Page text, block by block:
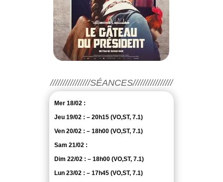
////////////////SÉANCES////////////////
Mer 18/02 :
Jeu 19/02 : – 20h15 (VO,ST, 7.1)
Ven 20/02 : – 18h00 (VO,ST, 7.1)
Sam 21/02 :
Dim 22/02 : – 18h00 (VO,ST, 7.1)
Lun 23/02 : – 17h45 (VO,ST, 7.1)